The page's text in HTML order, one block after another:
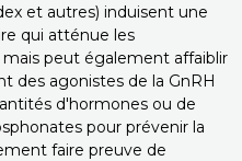
et autres) induisent une
qui atténue les
peut également affaiblir
des agonistes de la GnRH
d'hormones ou de
pour prévenir la
faire preuve de